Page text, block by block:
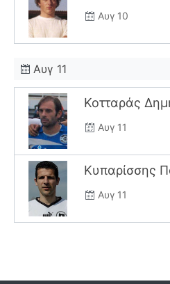
Αυγ 10
Αυγ 11
Κοτταράς
Αυγ 11
Κυπαρίσσης
Αυγ 11